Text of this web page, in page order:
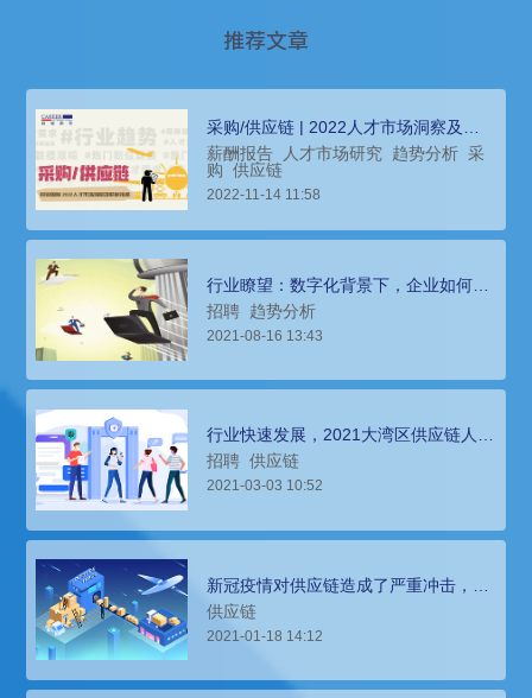
推荐文章
采购/供应链 | 2022人才市场洞察及薪
酬指南
薪酬报告 人才市场研究 趋势分析 采
购 供应链
2022-11-14 11:58
行业瞭望：数字化背景下，企业如何高
效打造人才供应链
招聘 趋势分析
2021-08-16 13:43
行业快速发展，2021大湾区供应链人才
招聘趋势预测
招聘 供应链
2021-03-03 10:52
新冠疫情对供应链造成了严重冲击，人
才招聘趋势会发生什么样的变化？
供应链
2021-01-18 14:12